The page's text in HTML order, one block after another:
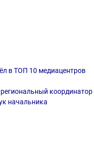
в ТОП 10 медиацентров
координатор
начальника